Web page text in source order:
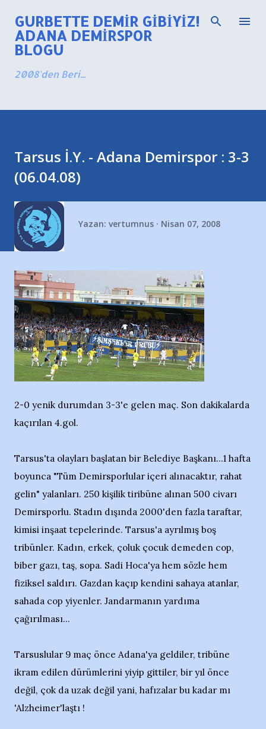
Ana içeriğe atla
GURBETTE DEMIR GIBIYIZ!
ADANA DEMIRSPOR
BLOGU
2008'den Beri...
Tarsus İ.Y. - Adana Demirspor : 3-3
(06.04.08)
Yazan: vertumnus Nisan 07, 2008
2-0 yenik durumdan 3-3'e gelen maç. Son dakikalarda
kaçırılan 4.gol.
Tarsus'ta olayları başlatan bir Belediye Başkanı...1 hafta
boyunca "Tüm Demirsporlular içeri alınacaktır, rahat
gelin" yalanları. 250 kişilik tiribüne alınan 500 civarı
Demirsporlu. Stadın dışında 2000'den fazla taraftar,
kimisi inşaat tepelerinde. Tarsus'a ayrılmış boş
tribünler. Kadın, erkek, çoluk çocuk demeden cop,
biber gazı, taş, sopa. Sadi Hoca'ya hem sözle hem
fiziksel saldırı. Gazdan kaçıp kendini sahaya atanlar,
sahada cop yiyenler. Jandarmanın yardıma
çağırılması...
Tarsuslular 9 maç önce Adana'ya geldiler, tribüne
ikram edilen dürümlerini yiyip gittiler, bir yıl önce
değil, çok da uzak değil yani, hafızalar bu kadar mı
'Alzheimer'laştı !